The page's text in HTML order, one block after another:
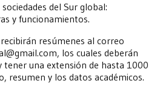
del Sur global:
y funcionamientos.
resúmenes al correo
los cuales deberán
tener una extensión de hasta 1000
resumen y los datos académicos.